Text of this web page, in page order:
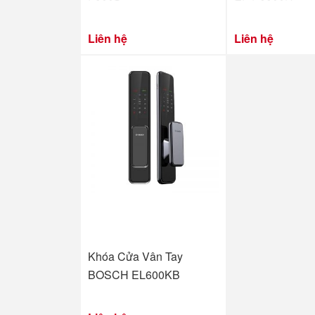
Liên hệ Liên hệ
Khóa Cửa Vân Tay
BOSCH EL600KB